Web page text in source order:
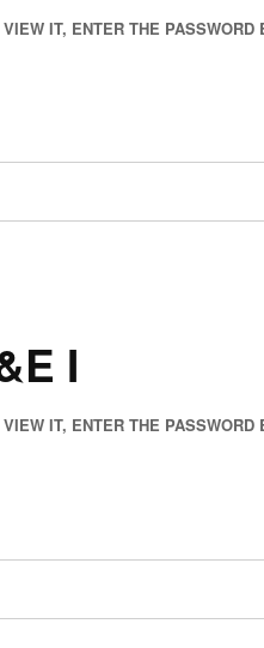
IT, ENTER THE PASSWORD
I
IT, ENTER THE PASSWORD